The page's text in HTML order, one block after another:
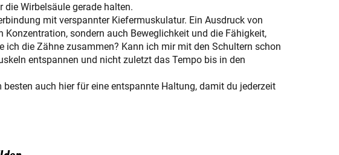
Wirbelsäule gerade halten.
mit verspannter Kiefermuskulatur. Ein Ausdruck von
sondern auch Beweglichkeit und die Fähigkeit,
die Zähne zusammen? Kann ich mir mit den Schultern schon
entspannen und nicht zuletzt das Tempo bis in den
auch hier für eine entspannte Haltung, damit du jederzeit